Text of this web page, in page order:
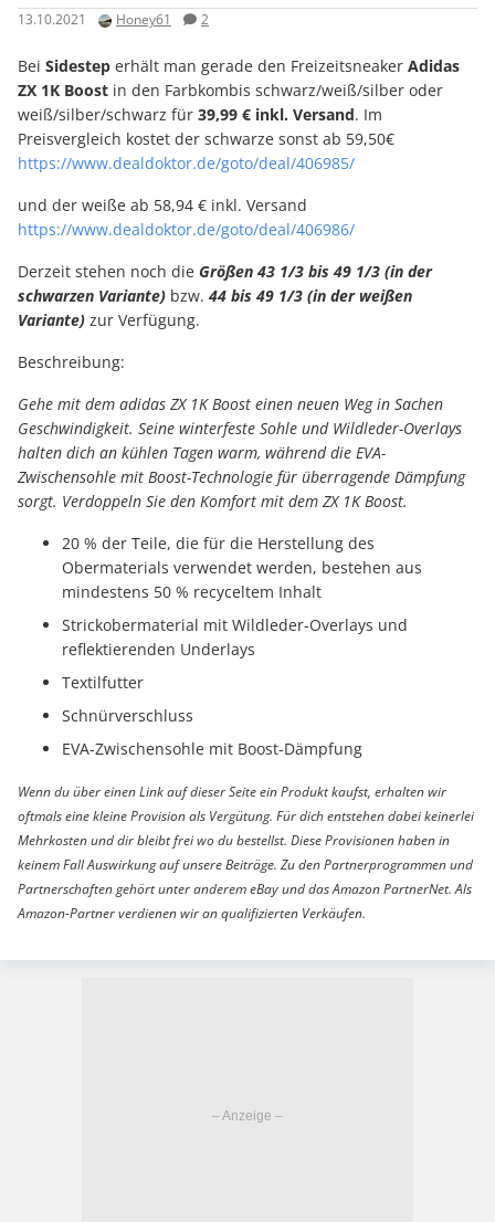
13.10.2021 Honey61 2
Bei Sidestep erhält man gerade den Freizeitsneaker Adidas
ZX 1K Boost in den Farbkombis schwarz/weiß/silber oder
weiß/silber/schwarz für 39,99 € inkl. Versand. Im
Preisvergleich kostet der schwarze sonst ab 59,50€
https://www.dealdoktor.de/goto/deal/406985/
und der weiße ab 58,94 € inkl. Versand
https://www.dealdoktor.de/goto/deal/406986/
Derzeit stehen noch die Größen 43 1/3 bis 49 1/3 (in der
schwarzen Variante) bzw. 44 bis 49 1/3 (in der weißen
Variante) zur Verfügung.
Beschreibung:
Gehe mit dem adidas ZX 1K Boost einen neuen Weg in Sachen
Geschwindigkeit. Seine winterfeste Sohle und Wildleder-Overlays
halten dich an kühlen Tagen warm, während die EVA-
Zwischensohle mit Boost-Technologie für überragende Dämpfung
sorgt. Verdoppeln Sie den Komfort mit dem ZX 1K Boost.
20 % der Teile, die für die Herstellung des
Obermaterials verwendet werden, bestehen aus
mindestens 50 % recyceltem Inhalt
Strickobermaterial mit Wildleder-Overlays und
reflektierenden Underlays
Textilfutter
Schnürverschluss
EVA-Zwischensohle mit Boost-Dämpfung
Wenn du über einen Link auf dieser Seite ein Produkt kaufst, erhalten wir
oftmals eine kleine Provision als Vergütung. Für dich entstehen dabei keinerlei
Mehrkosten und dir bleibt frei wo du bestellst. Diese Provisionen haben in
keinem Fall Auswirkung auf unsere Beiträge. Zu den Partnerprogrammen und
Partnerschaften gehört unter anderem eBay und das Amazon PartnerNet. Als
Amazon-Partner verdienen wir an qualifizierten Verkäufen.